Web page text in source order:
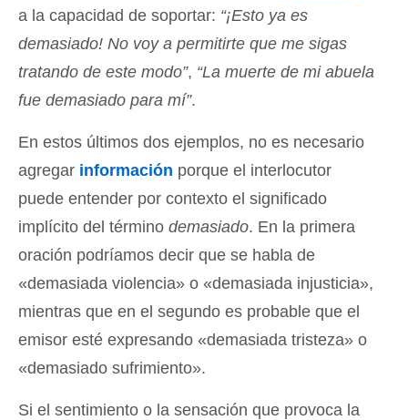
a la capacidad de soportar: “¡Esto ya es
demasiado! No voy a permitirte que me sigas
tratando de este modo”, “La muerte de mi abuela
fue demasiado para mí”.
En estos últimos dos ejemplos, no es necesario
agregar información porque el interlocutor
puede entender por contexto el significado
implícito del término demasiado. En la primera
oración podríamos decir que se habla de
«demasiada violencia» o «demasiada injusticia»,
mientras que en el segundo es probable que el
emisor esté expresando «demasiada tristeza» o
«demasiado sufrimiento».
Si el sentimiento o la sensación que provoca la